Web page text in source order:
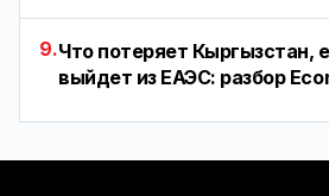
9.Что потеряет Кыргызстан,
выйдет из ЕАЭС: разбор